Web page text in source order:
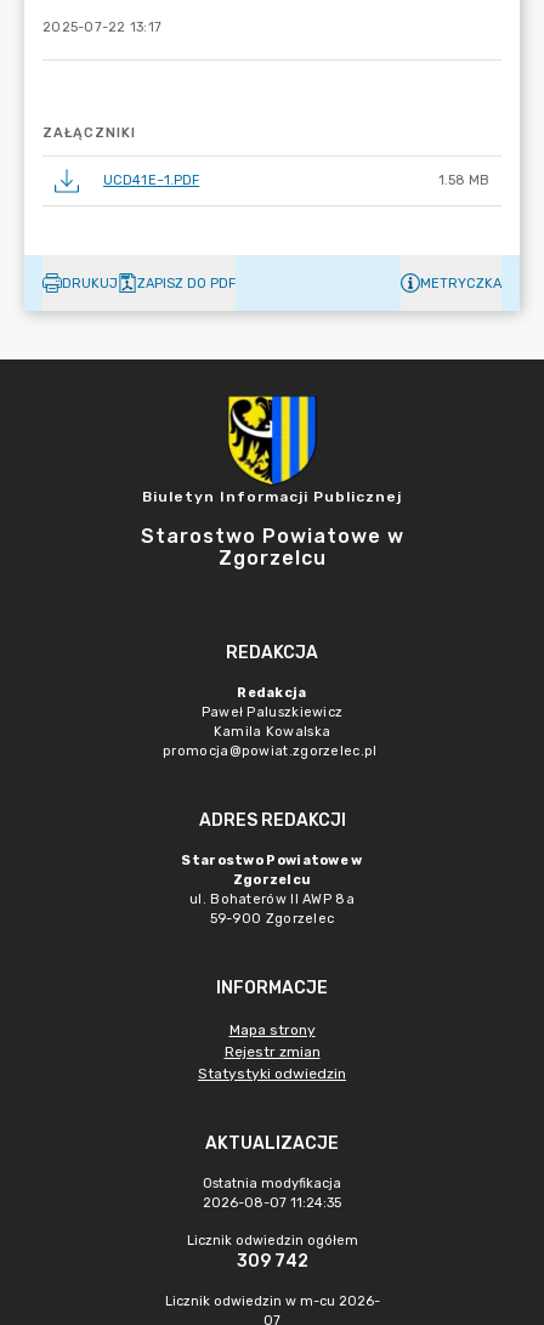
2025-07-22 13:17
ZAŁĄCZNIKI
UCD41E~1.PDF 1.58 MB
DRUKUJ ZAPISZ DO PDF METRYCZKA
Biuletyn Informacji Publicznej
Starostwo Powiatowe w
Zgorzelcu
REDAKCJA
Redakcja
Paweł Paluszkiewicz
Kamila Kowalska
promocja@powiat.zgorzelec.pl
ADRES REDAKCJI
Starostwo Powiatowe w
Zgorzelcu
ul. Bohaterów II AWP 8a
59-900 Zgorzelec
INFORMACJE
Mapa strony
Rejestr zmian
Statystyki odwiedzin
AKTUALIZACJE
Ostatnia modyfikacja
2026-08-07 11:24:35
Licznik odwiedzin ogółem
309 742
Licznik odwiedzin w m-cu 2026-
07